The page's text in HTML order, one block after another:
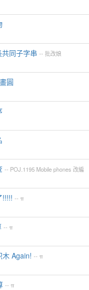
同子字串 -- 批改娘
圓
-- POJ.1195 Mobile phones 改編
!!!!! -- π
-- π
木 Again! -- π
-- π